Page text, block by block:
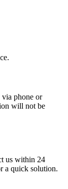
phone or
will not be
us within 24
a quick solution.